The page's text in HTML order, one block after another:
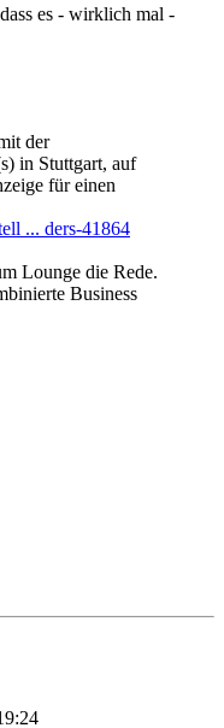
es - wirklich mal -
der
in Stuttgart, auf
für einen
... ders-41864
Lounge die Rede.
Business